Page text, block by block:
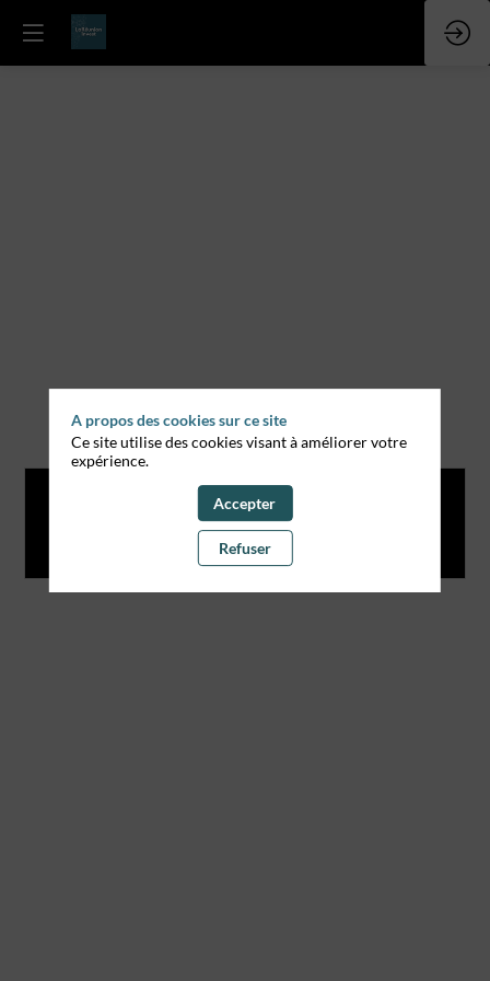
Vous devez vous connecter pour voir ce contenu
Me connecter
A propos des cookies sur ce site
Ce site utilise des cookies visant à améliorer votre
expérience.
Accepter
Refuser